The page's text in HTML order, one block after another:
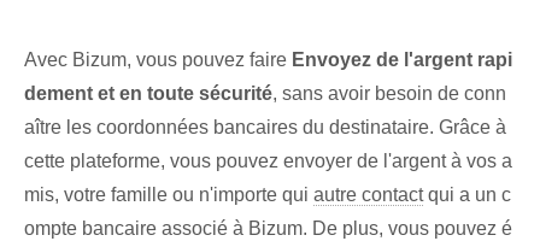
Avec Bizum, vous pouvez faire Envoyez de l'argent rapi
dement et en toute sécurité, sans avoir besoin de conn
aître les coordonnées bancaires⁢ du destinataire. Grâce⁤ à
cette plateforme, vous pouvez envoyer de l'argent à vos a
mis, votre famille ou n'importe qui autre contactqui a un c
ompte bancaire associé à Bizum. De plus, vous pouvez é